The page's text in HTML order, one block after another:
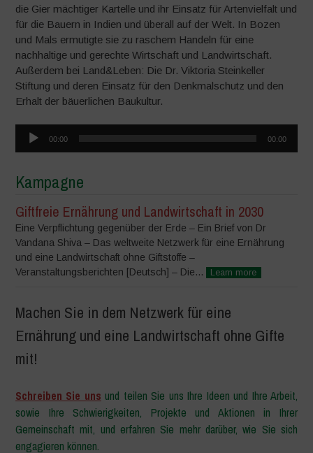
die Gier mächtiger Kartelle und ihr Einsatz für Artenvielfalt und
für die Bauern in Indien und überall auf der Welt. In Bozen
und Mals ermutigte sie zu raschem Handeln für eine
nachhaltige und gerechte Wirtschaft und Landwirtschaft.
Außerdem bei Land&Leben: Die Dr. Viktoria Steinkeller
Stiftung und deren Einsatz für den Denkmalschutz und den
Erhalt der bäuerlichen Baukultur.
Audio-
Player
00:00 00:00
Kampagne
Giftfreie Ernährung und Landwirtschaft in 2030
Eine Verpflichtung gegenüber der Erde – Ein Brief von Dr
Vandana Shiva – Das weltweite Netzwerk für eine Ernährung
und eine Landwirtschaft ohne Giftstoffe –
Veranstaltungsberichten [Deutsch] – Die...
Learn more
Machen Sie in dem Netzwerk für eine
Ernährung und eine Landwirtschaft ohne Gifte
mit!
Schreiben Sie uns und teilen Sie uns Ihre Ideen und Ihre Arbeit,
sowie Ihre Schwierigkeiten, Projekte und Aktionen in Ihrer
Gemeinschaft mit, und erfahren Sie mehr darüber, wie Sie sich
engagieren können.